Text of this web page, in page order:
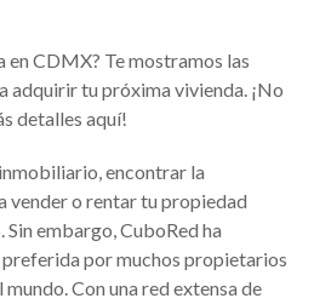
en CDMX? Te mostramos las
adquirir tu próxima vivienda. ¡No
detalles aquí!
encontrar la
vender o rentar tu propiedad
embargo, CuboRed ha
por muchos propietarios
Con una red extensa de